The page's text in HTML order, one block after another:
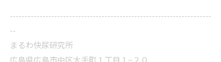
--------------------------------------------------------------------
--
まるわ快尿研究所
広島県広島市中区大手町１丁目１−２０